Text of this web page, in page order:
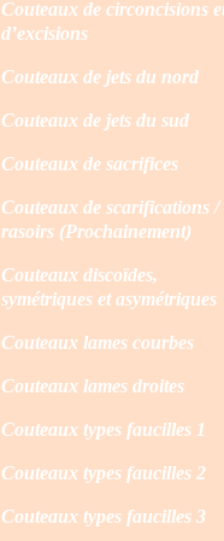
Couteaux de circoncisions
d’excisions
Couteaux de jets du nord
Couteaux de jets du sud
Couteaux de sacrifices
Couteaux de scarifications /
rasoirs (Prochainement)
Couteaux discoïdes,
symétriques et asymétriques
Couteaux lames courbes
Couteaux lames droites
Couteaux types faucilles 1
Couteaux types faucilles 2
Couteaux types faucilles 3